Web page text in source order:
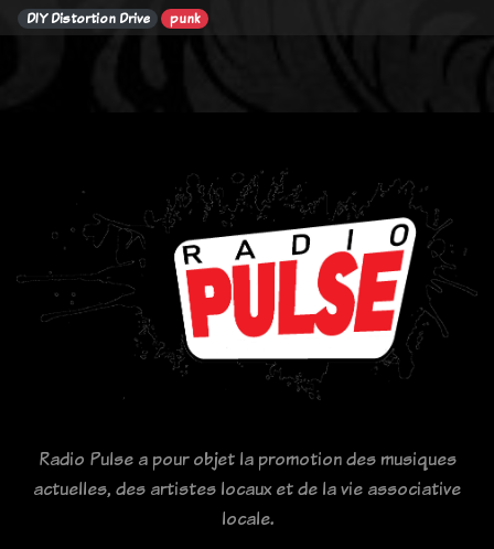
DIY Distortion Drive punk
Radio Pulse a pour objet la promotion des musiques
actuelles, des artistes locaux et de la vie associative
locale.